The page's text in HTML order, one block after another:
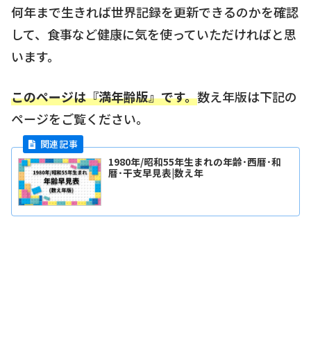
何年まで生きれば世界記録を更新できるのかを確認
して、食事など健康に気を使っていただければと思
います。
このページは『満年齢版』です。数え年版は下記の
ページをご覧ください。
1980年/昭和55年生まれの年齢･西暦･和
暦･干支早見表|数え年